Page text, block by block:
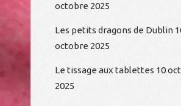
octobre 2025
Les petits dragons de Dublin
octobre 2025
Le tissage aux tablettes 10
2025